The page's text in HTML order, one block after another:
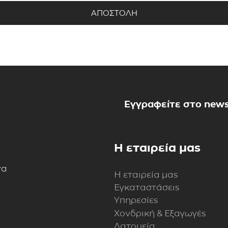
Εγγραφείτε στο
Η εταιρεία μας
Η εταιρεία μας
Εγκαταστάσεις
Υπηρεσίες
Χονδρική & Εξαγωγές